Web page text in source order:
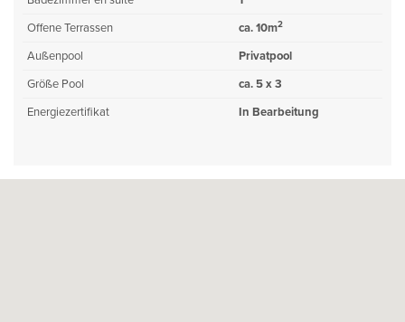
Offene Terrassen
ca. 10m2
Außenpool
Privatpool
Größe Pool
ca. 5 x 3
Energiezertifikat
In Bearbeitung